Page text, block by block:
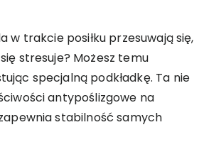
w trakcie posiłku przesuwają się,
stresuje? Możesz temu
specjalną podkładkę. Ta nie
antypoślizgowe na
stabilność samych